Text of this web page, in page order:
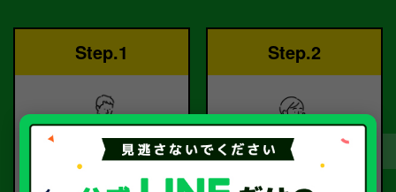
Step.1
ご依頼
Step.2